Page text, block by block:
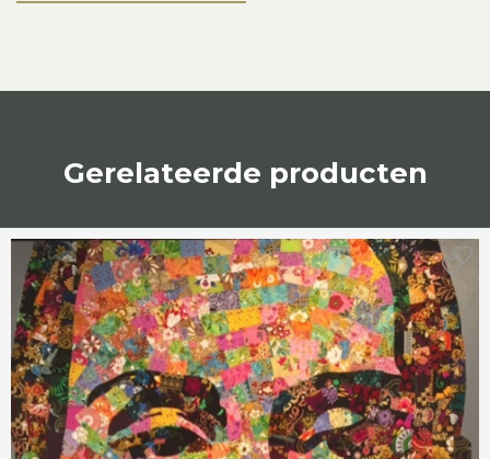
Gerelateerde producten